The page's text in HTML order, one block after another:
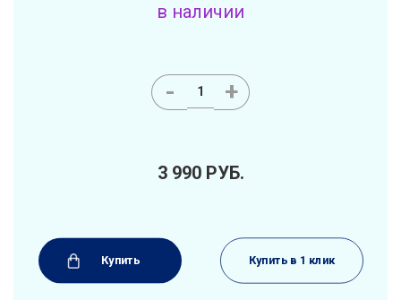
в наличии
- +
3 990 РУБ.
Купить Купить в 1 клик